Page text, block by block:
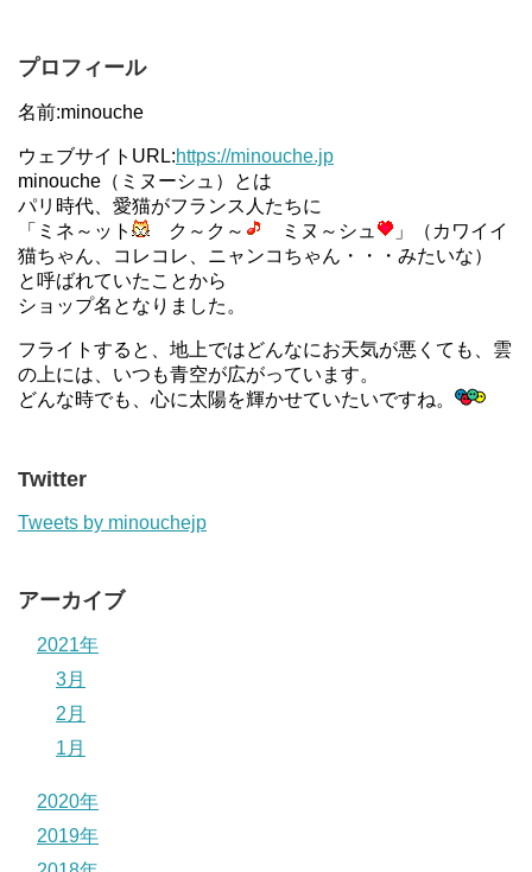
プロフィール
名前:minouche
ウェブサイトURL:https://minouche.jp
minouche（ミヌーシュ）とは
パリ時代、愛猫がフランス人たちに
「ミネ～ット
ク～ク～ ミヌ～シュ
」（カワイイ
猫ちゃん、コレコレ、ニャンコちゃん・・・みたいな）
と呼ばれていたことから
ショップ名となりました。
フライトすると、地上ではどんなにお天気が悪くても、雲
の上には、いつも青空が広がっています。
どんな時でも、心に太陽を輝かせていたいですね。
Twitter
Tweets by minouchejp
アーカイブ
2021年
3月
2月
1月
2020年
2019年